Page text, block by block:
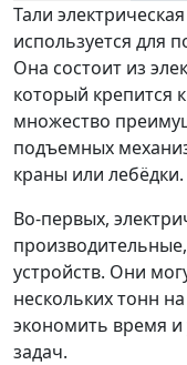
Тали
используется для
Она состоит из
который крепится
множество
подъемных
краны или лебёдки.
Во-первых,
устройств. Они
нескольких тонн
экономить время
задач.